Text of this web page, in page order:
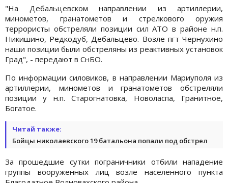
"На Дебальцевском направлении из артиллерии,
минометов, гранатометов и стрелкового оружия
террористы обстреляли позиции сил АТО в районе н.п.
Никишино, Редкодуб, Дебальцево. Возле пгт Чернухино
наши позиции были обстреляны из реактивных установок
Град", - передают в СнБО.
По информации силовиков, в направлении Мариуполя из
артиллерии, минометов и гранатометов обстреляли
позиции у н.п. Старогнатовка, Новоласпа, Гранитное,
Богатое.
Читай также:
Бойцы николаевского 19 батальона попали под обстрел
За прошедшие сутки пограничники отбили нападение
группы вооруженных лиц возле населенного пункта